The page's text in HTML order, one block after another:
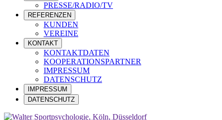
PRESSE/RADIO/TV
REFERENZEN
KUNDEN
VEREINE
KONTAKT
KONTAKTDATEN
KOOPERATIONSPARTNER
IMPRESSUM
DATENSCHUTZ
IMPRESSUM
DATENSCHUTZ